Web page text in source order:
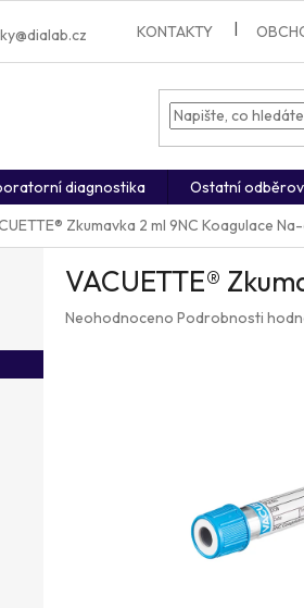
KONTAKTY
diagnostika Ostatní
Zkumavka 2 ml 9NC Koagulace
VACUETTE®
Průměrné
Neohodnoceno Podrobnosti